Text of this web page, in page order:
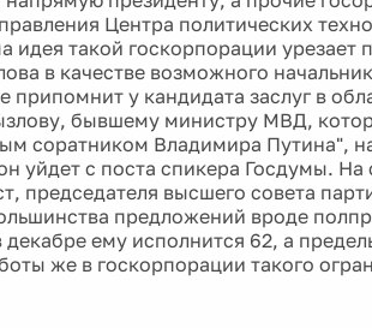
Центра политических
идея такой госкорпорации урезает
в качестве возможного
припомнит у кандидата заслуг в
бывшему министру МВД,
соратником Владимира Путина",
уйдет с поста спикера Госдумы.
председателя высшего совета
предложений вроде
декабре ему исполнится 62, а
же в госкорпорации такого